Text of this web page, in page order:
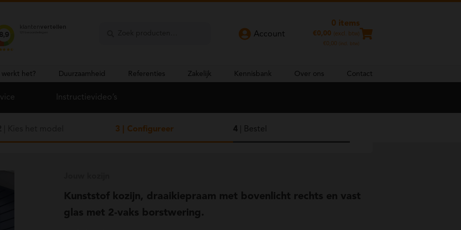
Account
0 items
€0,00
(excl. btw)
€ 0,00 (incl. btw)
werkt het? Duurzaamheid Referenties Zakelijk Kennisbank Over ons Contact
Instructievideo’s
3 | Configureer 4 | Bestel
Kunststof kozijn, draaikiepraam met bovenlicht rechts en vast
glas met 2-vaks borstwering.
hoogte totaal 2000 mm
hoogte totaal 2000 mm